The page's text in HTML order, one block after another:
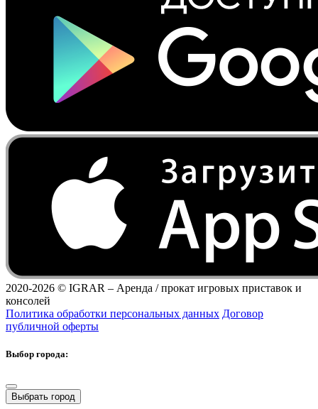
2020-2026 © IGRAR – Аренда / прокат игровых приставок и
консолей
Политика обработки персональных данных Договор
публичной оферты
Выбор города:
Выбрать город